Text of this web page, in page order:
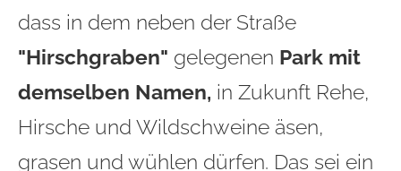
dass in dem neben der Straße
"Hirschgraben" gelegenen Park mit
demselben Namen, in Zukunft Rehe,
Hirsche und Wildschweine äsen,
grasen und wühlen dürfen. Das sei ein